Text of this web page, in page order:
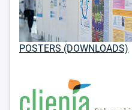
POSTERS (DOWNLOADS)